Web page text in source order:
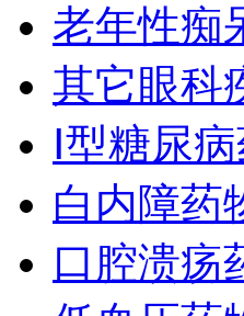
老年性痴
其它眼科
Ⅰ型糖尿
白内障药
口腔溃疡